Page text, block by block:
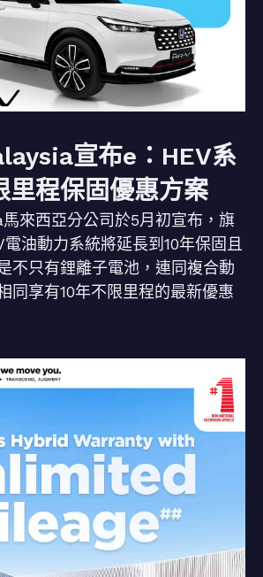
宣布e：HEV系
里程保固優惠方案
來西亞分公司於5月初宣布，旗
油動力系統將延長到10年保固且
不只有鋰離子電池，連同複合動
同享有10年不限里程的最新優惠